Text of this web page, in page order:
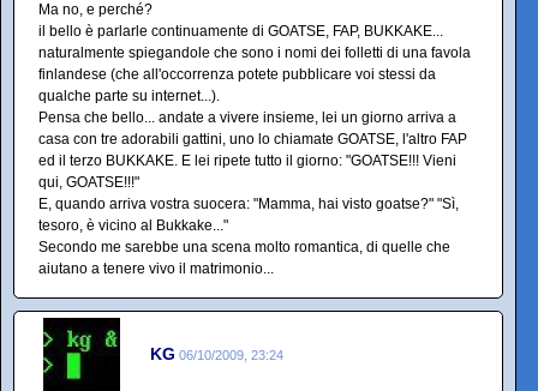
Ma no, e perché?
il bello è parlarle continuamente di GOATSE, FAP, BUKKAKE...
naturalmente spiegandole che sono i nomi dei folletti di una favola
finlandese (che all'occorrenza potete pubblicare voi stessi da
qualche parte su internet...).
Pensa che bello... andate a vivere insieme, lei un giorno arriva a
casa con tre adorabili gattini, uno lo chiamate GOATSE, l'altro FAP
ed il terzo BUKKAKE. E lei ripete tutto il giorno: "GOATSE!!! Vieni
qui, GOATSE!!!"
E, quando arriva vostra suocera: "Mamma, hai visto goatse?" "Sì,
tesoro, è vicino al Bukkake..."
Secondo me sarebbe una scena molto romantica, di quelle che
aiutano a tenere vivo il matrimonio...
KG 06/10/2009, 23:24